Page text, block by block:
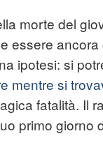
morte del
essere ancora
ipotesi: si
mentre si
fatalità. Il
primo giorno